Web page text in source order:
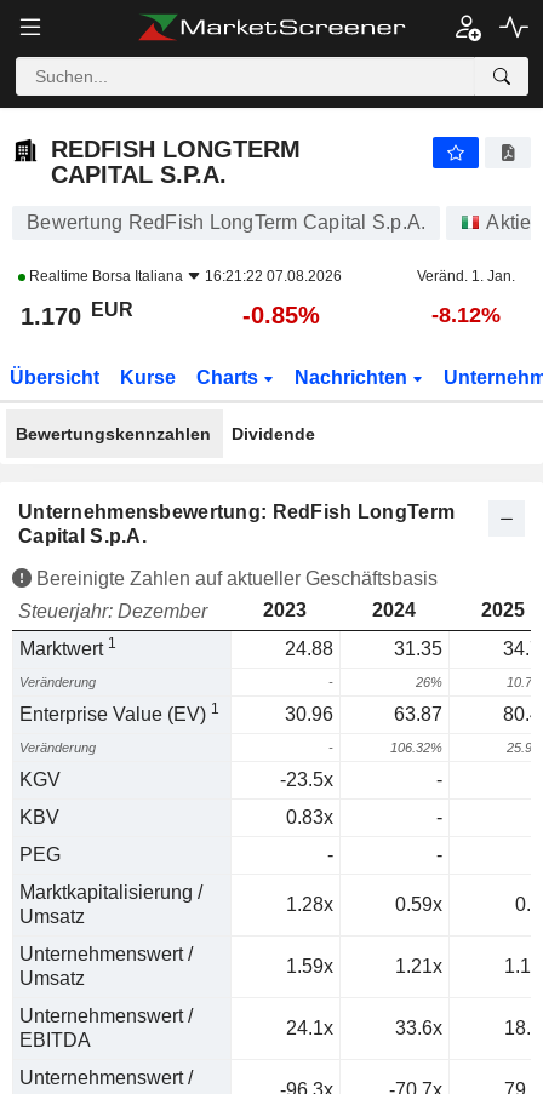
REDFISH LONGTERM
CAPITAL S.P.A.
Bewertung RedFish LongTerm Capital S.p.A. Aktien
Realtime Borsa Italiana 16:21:22 07.08.2026 Veränd. 1. Jan.
1.170 EUR -0.85% -8.12%
Übersicht Kurse Charts Nachrichten
Bewertungskennzahlen Dividende
Unternehmensbewertung: RedFish LongTerm
Capital S.p.A.
Bereinigte Zahlen auf aktueller Geschäftsbasis
Steuerjahr: Dezember
2023 2024
2025
Marktwert 1 24.88 31.35
Veränderung - 26%
Enterprise Value (EV) 1 30.96 63.87
Veränderung - 106.32%
KGV -23.5x
-
KBV
0.83x
-
PEG
-
-
Marktkapitalisierung /
Umsatz
1.28x 0.59x
Unternehmenswert /
Umsatz
1.59x 1.21x
Unternehmenswert /
EBITDA
24.1x 33.6x
Unternehmenswert /
-96.3x -70.7x